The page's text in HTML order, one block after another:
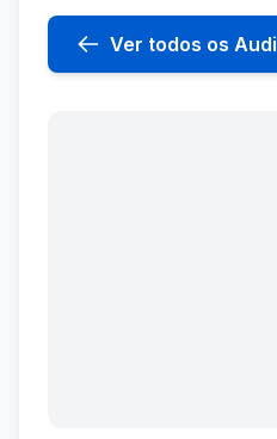
Ver todos os Audi